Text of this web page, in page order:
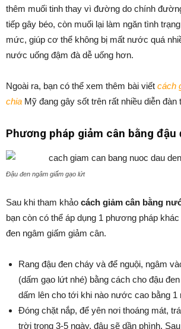
thêm muối tinh thay vì đường do chính
tiếp gây béo, còn muối lại làm ngăn tình
mức, giúp cơ thể không bị mất nước quá
nước uống đậm đà dễ uống hơn.
Ngoài ra, bạn có thể xem thêm bài viết cách
chia Mỹ đang gây sốt trên rất nhiều diễn
Phương pháp giảm cân bằng đậu
Đậu đen ngâm giấm gạo lứt
Sau khi tham khảo cách giảm cân bằng
bạn còn có thể áp dụng 1 phương pháp
đen ngâm giấm giảm cân.
Rang đậu đen cháy và để nguội, ngâm
(dấm gạo lứt nhé) bằng cách cho đậu
dấm lên cho tới khi nào nước cao bằng 1
Đóng chặt nắp, để yên nơi thoáng mát,
trời trong 3-5 ngày, đậu sẽ dần phình.